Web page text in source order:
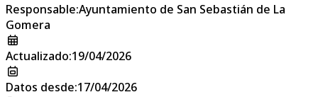
Responsable:Ayuntamiento de San Sebastián de La
Gomera
Actualizado:19/04/2026
Datos desde:17/04/2026